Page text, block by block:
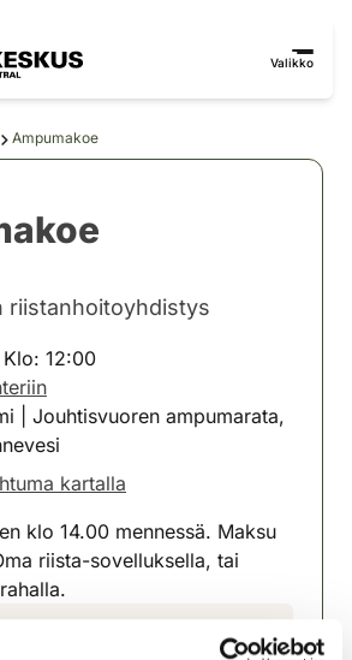
Valikko
Ampumakoe
riistanhoitoyhdistys
12:00
| Jouhtisvuoren ampumarata,
kartalla
välilehteen)
klo 14.00 mennessä. Maksu
riista-sovelluksella, tai
riistanhoitoyhdistys